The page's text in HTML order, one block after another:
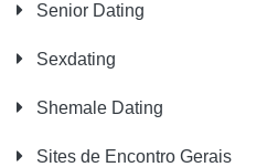
Senior Dating
Sexdating
Shemale Dating
Sites de Encontro Gerais